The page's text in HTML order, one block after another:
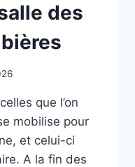
des
que l’on
mobilise pour
et celui-ci
A la fin des